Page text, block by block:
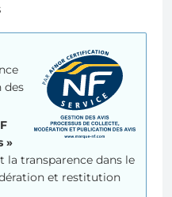
des
»
la transparence dans le
et restitution